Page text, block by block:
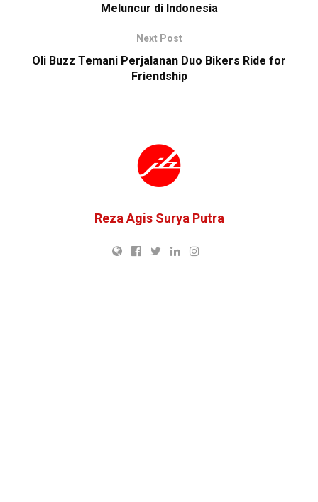
Meluncur di Indonesia
Next Post
Oli Buzz Temani Perjalanan Duo Bikers Ride for
Friendship
Reza Agis Surya Putra